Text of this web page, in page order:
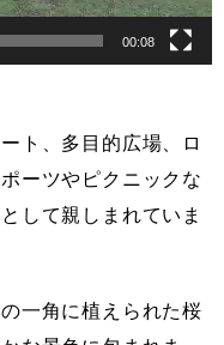
00:08
ト、多目的広場、ロ
ーツやピクニックな
して親しまれていま
一角に植えられた桜